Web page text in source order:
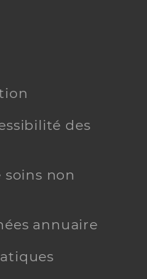
des
soins non
annuaire